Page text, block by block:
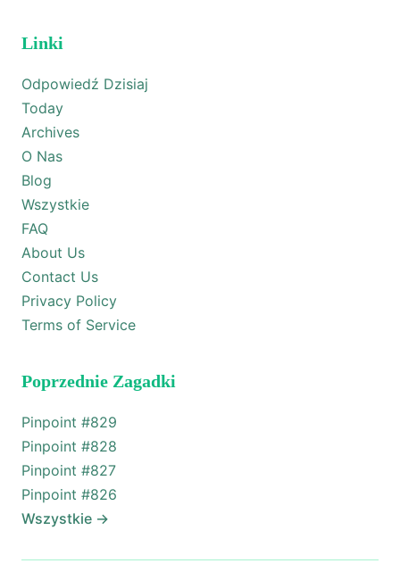
Linki
Odpowiedź Dzisiaj
Today
Archives
O Nas
Blog
Wszystkie
FAQ
About Us
Contact Us
Privacy Policy
Terms of Service
Poprzednie Zagadki
Pinpoint #829
Pinpoint #828
Pinpoint #827
Pinpoint #826
Wszystkie →